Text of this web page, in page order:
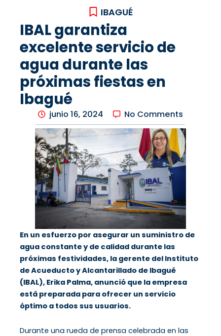
IBAGUÉ
IBAL garantiza
excelente servicio de
agua durante las
próximas fiestas en
Ibagué
junio 16, 2024 No Comments
En un esfuerzo por asegurar un suministro de
agua constante y de calidad durante las
próximas festividades, la gerente del Instituto
de Acueducto y Alcantarillado de Ibagué
(IBAL), Erika Palma, anunció que la empresa
está preparada para ofrecer un servicio
óptimo a todos sus usuarios.
Durante una rueda de prensa celebrada en las